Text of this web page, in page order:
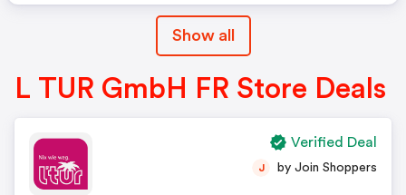
Show all
L TUR GmbH FR Store Deals
J by Join Shoppers
Verified Deal